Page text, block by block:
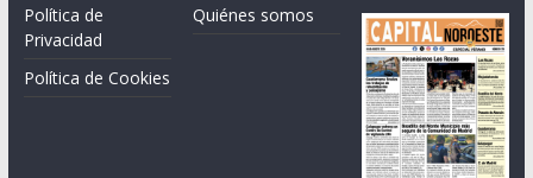
Política de
Privacidad
Política de Cookies
Quiénes somos